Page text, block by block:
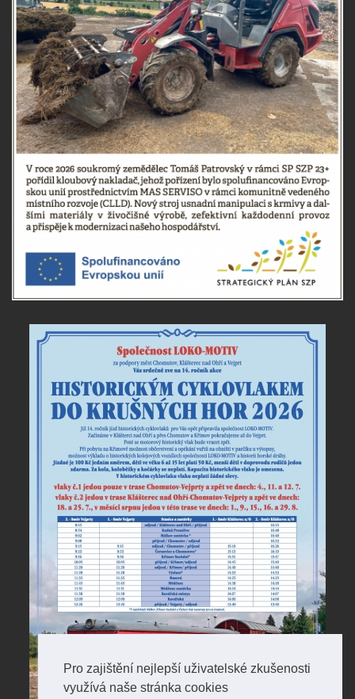
Pro zajištění nejlepší uživatelské zkušenosti
využívá naše stránka cookies